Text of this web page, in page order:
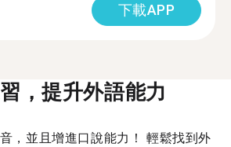
下載APP
，提升外語能力
，並且增進口說能力！ 輕鬆找到外